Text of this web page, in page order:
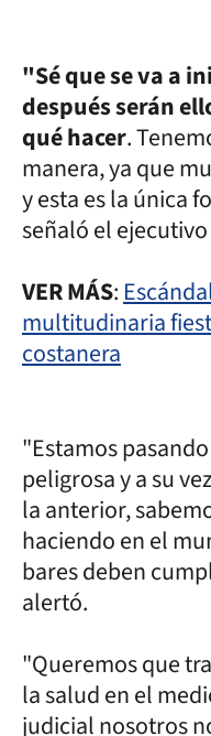
"Sé que se va a
después serán
qué hacer.
manera, ya que
y esta es la única
señaló el
VER MÁS:
multitudinaria
costanera
"Estamos
peligrosa y a su
la anterior,
haciendo en el
bares deben
alertó.
"Queremos que
la salud en el
judicial nosotros